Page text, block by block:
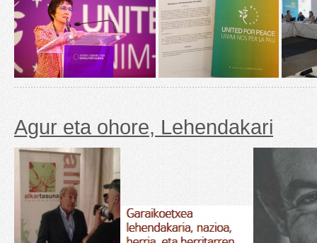
Agur eta ohore, Lehendakari